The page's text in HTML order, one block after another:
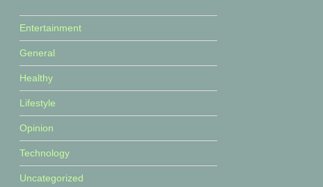
Entertainment
General
Healthy
Lifestyle
Opinion
Technology
Uncategorized